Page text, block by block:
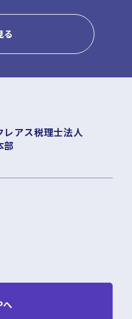
ート
ループの強み
る
レアス税理士法人
部
へ